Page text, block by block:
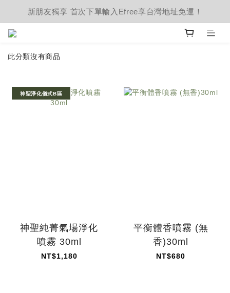
新朋友獨享 首次下單輸入Efree享台灣地址免運！
此分類沒有商品
神聖淨化儀式B區
神聖純菁氣場淨化
噴霧 30ml
NT$1,180
平衡體香噴霧 (無
香)30ml
NT$680